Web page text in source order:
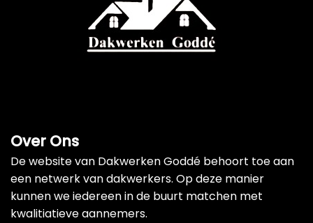
Over Ons
De website van Dakwerken Goddé behoort toe aan
een netwerk van dakwerkers. Op deze manier
kunnen we iedereen in de buurt matchen met
kwalitiatieve aannemers.